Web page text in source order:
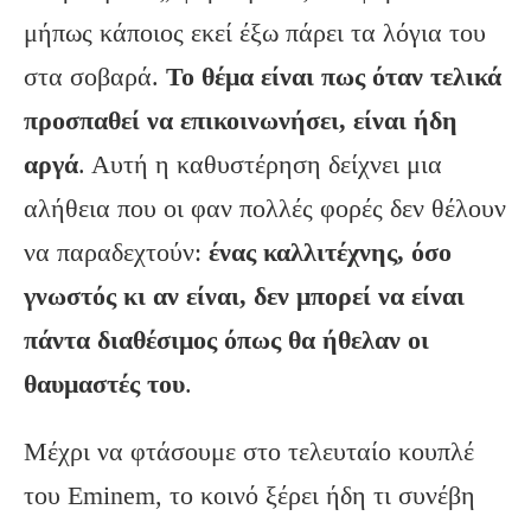
μήπως κάποιος εκεί έξω πάρει τα λόγια του
στα σοβαρά. Το θέμα είναι πως όταν τελικά
προσπαθεί να επικοινωνήσει, είναι ήδη
αργά. Αυτή η καθυστέρηση δείχνει μια
αλήθεια που οι φαν πολλές φορές δεν θέλουν
να παραδεχτούν: ένας καλλιτέχνης, όσο
γνωστός κι αν είναι, δεν μπορεί να είναι
πάντα διαθέσιμος όπως θα ήθελαν οι
θαυμαστές του.
Μέχρι να φτάσουμε στο τελευταίο κουπλέ
του Eminem, το κοινό ξέρει ήδη τι συνέβη